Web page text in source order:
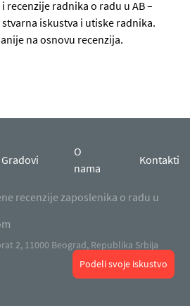
recenzije radnika o radu u AB –
stvarna iskustva i utiske radnika.
na osnovu recenzija.
Podeli svoje iskustvo
Gradovi
O
nama
Kontakti
recenzije zaposlenika o radu u
2, 11000 Beograd, Republika Srbija